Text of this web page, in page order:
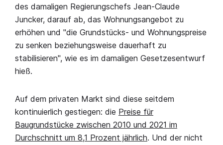
des damaligen Regierungschefs Jean-Claude
Juncker, darauf ab, das Wohnungsangebot zu
erhöhen und "die Grundstücks- und Wohnungspreise
zu senken beziehungsweise dauerhaft zu
stabilisieren", wie es im damaligen Gesetzesentwurf
hieß.
Auf dem privaten Markt sind diese seitdem
kontinuierlich gestiegen: die Preise für
Baugrundstücke zwischen 2010 und 2021 im
Durchschnitt um 8,1 Prozent jährlich. Und der nicht